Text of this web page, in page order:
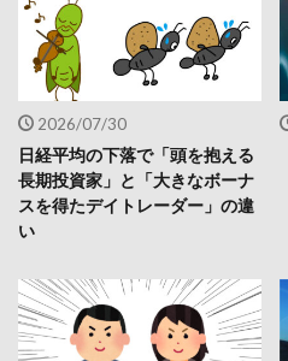
2026/07/30
日経平均の下落で「頭を抱える
長期投資家」と「大きなボーナ
スを得たデイトレーダー」の違
い